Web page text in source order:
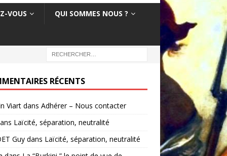
VOUS QUI SOMMES NOUS ?
RÉCENTS
Viartdans Adhérer – Nous contacter
Laïcité, séparation, neutralité
Guydans Laïcité, séparation, neutralité